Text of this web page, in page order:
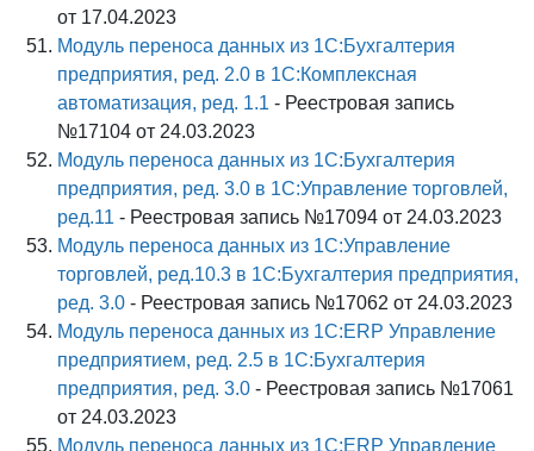
от 17.04.2023
Модуль переноса данных из 1С:Бухгалтерия
предприятия, ред. 2.0 в 1С:Комплексная
автоматизация, ред. 1.1 - Реестровая запись
№17104 от 24.03.2023
Модуль переноса данных из 1С:Бухгалтерия
предприятия, ред. 3.0 в 1С:Управление торговлей,
ред.11 - Реестровая запись №17094 от 24.03.2023
Модуль переноса данных из 1С:Управление
торговлей, ред.10.3 в 1С:Бухгалтерия предприятия,
ред. 3.0 - Реестровая запись №17062 от 24.03.2023
Модуль переноса данных из 1С:ERP Управление
предприятием, ред. 2.5 в 1С:Бухгалтерия
предприятия, ред. 3.0 - Реестровая запись №17061
от 24.03.2023
Модуль переноса данных из 1С:ERP Управление